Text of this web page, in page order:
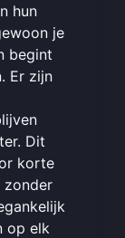
hun
je
begint
Er zijn
Dit
korte
zonder
op elk